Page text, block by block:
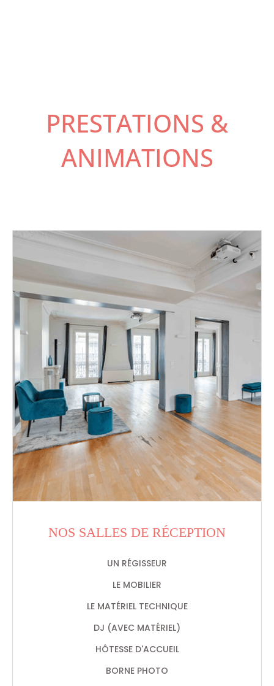
PRESTATIONS &
ANIMATIONS
NOS SALLES DE RÉCEPTION
UN RÉGISSEUR
LE MOBILIER
LE MATÉRIEL TECHNIQUE
DJ (AVEC MATÉRIEL)
HÔTESSE D'ACCUEIL
BORNE PHOTO